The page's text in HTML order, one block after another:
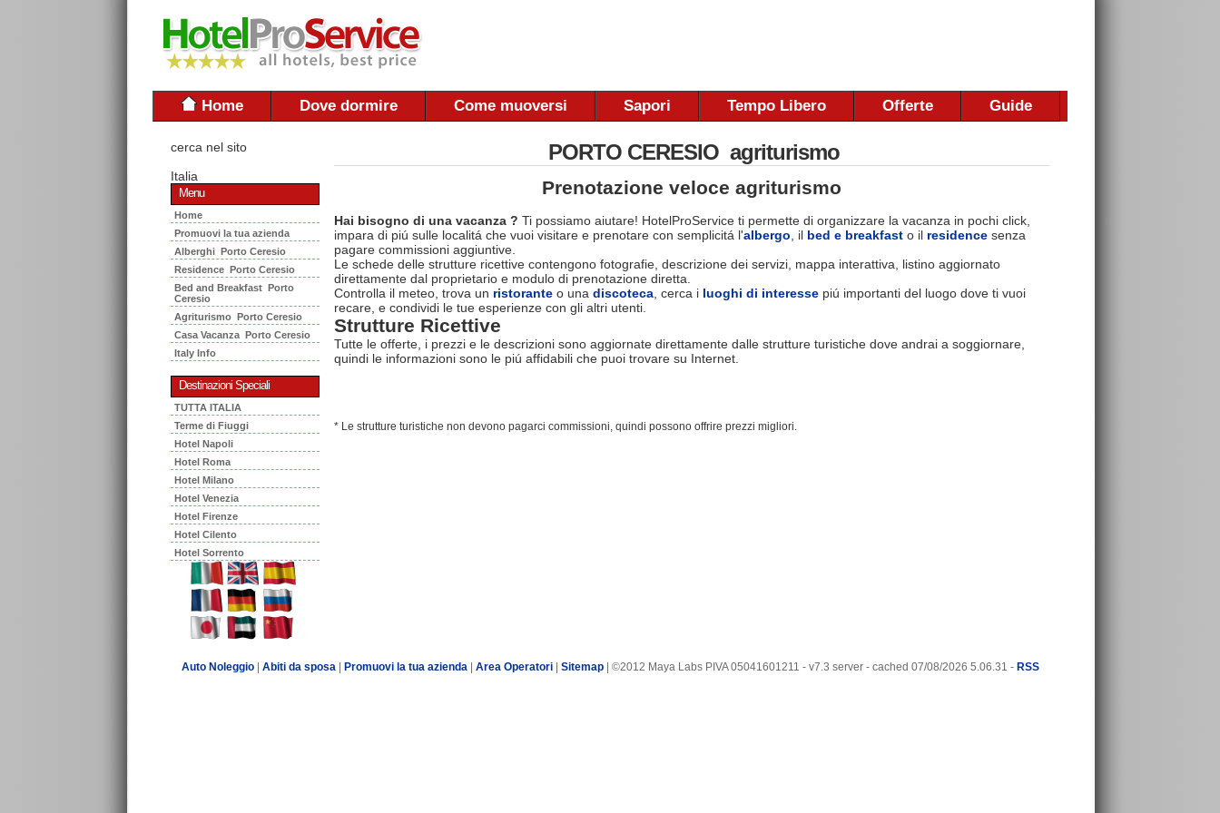
Home Dove dormire Come muoversi Sapori Tempo Libero Offerte Guide
cerca nel sito
Italia
Menu
Home
Promuovi la tua azienda
Alberghi Porto Ceresio
Residence Porto Ceresio
Bed and Breakfast Porto
Ceresio
Agriturismo Porto Ceresio
Casa Vacanza Porto Ceresio
Italy Info
Destinazioni Speciali
TUTTA ITALIA
Terme di Fiuggi
Hotel Napoli
Hotel Roma
Hotel Milano
Hotel Venezia
Hotel Firenze
Hotel Cilento
Hotel Sorrento
PORTO CERESIO agriturismo
Prenotazione veloce agriturismo
Hai bisogno di una vacanza ? Ti possiamo aiutare! HotelProService ti permette di organizzare la vacanza in pochi click,
impara di piú sulle localitá che vuoi visitare e prenotare con semplicitá l'albergo , il bed e breakfast o il residence senza
pagare commissioni aggiuntive.
Le schede delle strutture ricettive contengono fotografie, descrizione dei servizi, mappa interattiva, listino aggiornato
direttamente dal proprietario e modulo di prenotazione diretta.
Controlla il meteo, trova un ristorante o una discoteca , cerca i luoghi di interesse piú importanti del luogo dove ti vuoi
recare, e condividi le tue esperienze con gli altri utenti.
Strutture Ricettive
Tutte le offerte, i prezzi e le descrizioni sono aggiornate direttamente dalle strutture turistiche dove andrai a soggiornare,
quindi le informazioni sono le piú affidabili che puoi trovare su Internet.
* Le strutture turistiche non devono pagarci commissioni, quindi possono offrire prezzi migliori.
Auto Noleggio| Abiti da sposa| Promuovi la tua azienda Area Operatori Sitemap| ©2012 Maya Labs PIVA 05041601211 - v7.3 server - cached 07/08/2026 5.06.31 - RSS